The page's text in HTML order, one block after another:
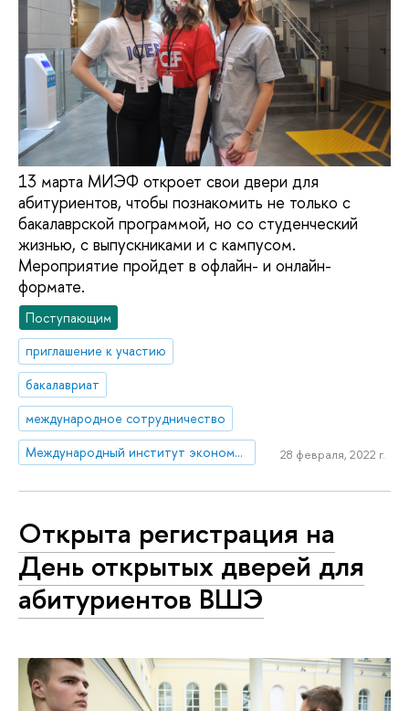
13 марта МИЭФ откроет свои двери для
абитуриентов, чтобы познакомить не только с
бакалаврской программой, но со студенческий
жизнью, с выпускниками и с кампусом.
Мероприятие пройдет в офлайн- и онлайн-
формате.
Поступающим
приглашение к участию
бакалавриат
международное сотрудничество
Международный институт экономики и финансов
28 февраля, 2022 г.
Открыта регистрация на
День открытых дверей для
абитуриентов ВШЭ